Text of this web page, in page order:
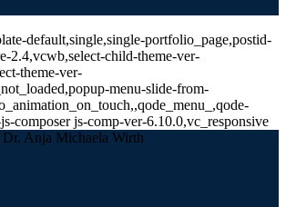
default,single,single-portfolio_page,postid-
2.4,vcwb,select-child-theme-ver-
theme-ver-
menu-slide-from-
composer js-comp-ver-6.10.0,vc_responsive
Dr. Anja Michaela Wirth